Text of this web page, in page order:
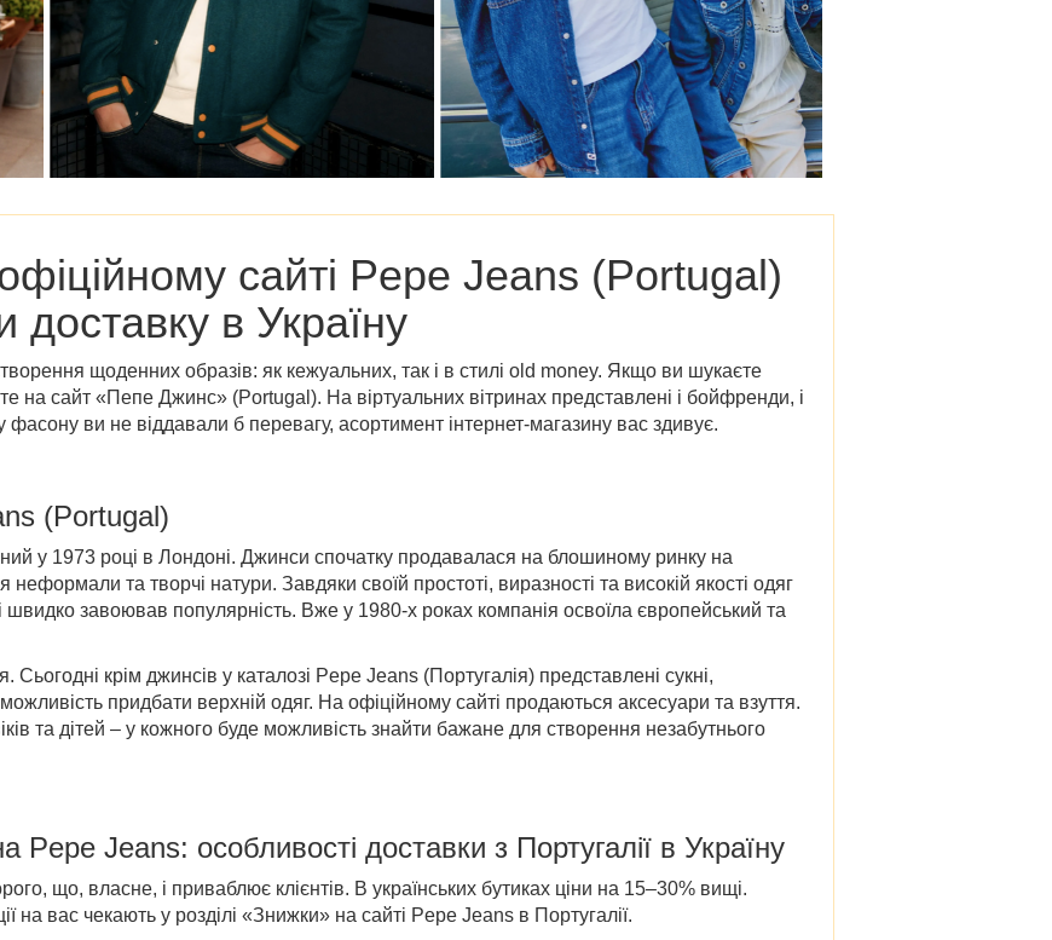
сайті Pepe Jeans (Portugal)
доставку в Україну
щоденних образів: як кежуальних, так і в стилі old money. Якщо ви шукаєте
на сайт «Пепе Джинс» (Portugal). На віртуальних вітринах представлені і бойфренди, і
ви не віддавали б перевагу, асортимент інтернет-магазину вас здивує.
(Portugal)
у 1973 році в Лондоні. Джинси спочатку продавалася на блошиному ринку на
та творчі натури. Завдяки своїй простоті, виразності та високій якості одяг
швидко завоював популярність. Вже у 1980-х роках компанія освоїла європейський та
крім джинсів у каталозі Pepe Jeans (Португалія) представлені сукні,
придбати верхній одяг. На офіційному сайті продаються аксесуари та взуття.
та дітей – у кожного буде можливість знайти бажане для створення незабутнього
Pepe Jeans: особливості доставки з Португалії в Україну
що, власне, і приваблює клієнтів. В українських бутиках ціни на 15–30% вищі.
на вас чекають у розділі «Знижки» на сайті Pepe Jeans в Португалії.